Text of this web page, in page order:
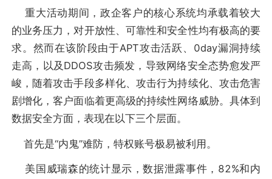
重大活动期间，政企客户的核心系统均承载着较大
的业务压力，对开放性、可靠性和安全性均有极高的要
求。然而在该阶段由于APT攻击活跃、0day漏洞持续
走高，以及DDOS攻击频发，导致网络安全态势愈发严
峻，随着攻击手段多样化、攻击行为持续化、攻击危害
剧增化，客户面临着更高级的持续性网络威胁。具体到
数据安全方面，表现在以下三个层面。
首先是“内鬼”难防，特权账号极易被利用。
美国威瑞森的统计显示，数据泄露事件，82%和内